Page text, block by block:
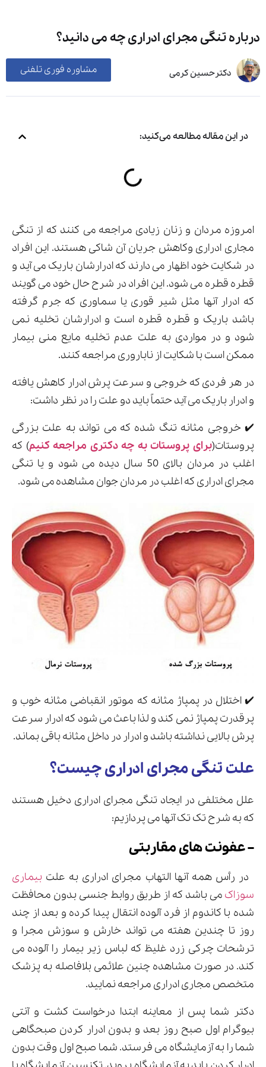
درباره تنگی مجرای ادراری چه می دانید؟
دکترحسین کرمی مشاوره فوری تلفنی
در این مقاله مطالعه می‌کنید:
امروزه مردان و زنان زیادی مراجعه می کنند که از تنگی
مجاری ادراری وکاهش جریان آن شاکی هستند. این افراد
در شکایت خود اظهار می دارند که ادرارشان باریک می آید و
قطره قطره می شود. این افراد در شرح حال خود می گویند
که ادرار آنها مثل شیر قوری یا سماوری که جرم گرفته
باشد باریک و قطره قطره است و ادرارشان تخلیه نمی
شود و در مواردی به علت عدم تخلیه مایع منی بیمار
ممکن است با شکایت از ناباروری مراجعه کنند.
در هر فردی که خروجی و سرعت پرش ادرار کاهش یافته
و ادرار باریک می آید حتماً باید دو علت را در نظر داشت:
✔️ خروجی مثانه تنگ شده که می تواند به علت بزرگی
پروستات(برای پروستات به چه دکتری مراجعه کنیم) که
اغلب در مردان بالای 50 سال دیده می شود و یا تنگی
مجرای ادراری که اغلب در مردان جوان مشاهده می شود.
✔️ اختلال در پمپاژ مثانه که موتور انقباضی مثانه خوب و
پرقدرت پمپاژ نمی کند و لذا باعث می شود که ادرار سرعت
پرش بالایی نداشته باشد و ادرار در داخل مثانه باقی بماند.
علت تنگی مجرای ادراری چیست؟
علل مختلفی در ایجاد تنگی مجرای ادراری دخیل هستند
که به شرح تک تک آنها می پردازیم:
– عفونت های مقاربتی
در رأس همه آنها التهاب مجرای ادراری به علت بیماری
سوزاک می باشد که از طریق روابط جنسی بدون محافظت
شده با کاندوم از فرد آلوده انتقال پیدا کرده و بعد از چند
روز تا چندین هفته می تواند خارش و سوزش مجرا و
ترشحات چرکی زرد غلیظ که لباس زیر بیمار را آلوده می
کند. در صورت مشاهده چنین علائمی بلافاصله به پزشک
متخصص مجاری ادراری مراجعه نمایید.
دکتر شما پس از معاینه ابتدا درخواست کشت و آنتی
بیوگرام اول صبح روز بعد و بدون ادرار کردن صبحگاهی
شما را به آزمایشگاه می فرستد. شما صبح اول وقت بدون
ارسال
قدرت گرفته از همیارسیستم